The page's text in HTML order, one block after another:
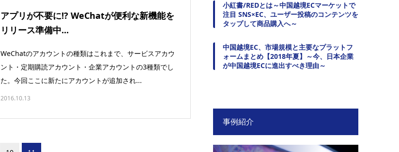
アプリが不要に!? WeChatが便利な新機能を
リリース準備中...
WeChatのアカウントの種類はこれまで、サービスアカウ
ント・定期購読アカウント・企業アカウントの3種類でし
た。今回ここに新たにアカウントが追加され...
2016.10.13
小紅書/REDとは～中国越境ECマーケットで
注目 SNS×EC、ユーザー投稿のコンテンツを
タップして商品購入へ～
中国越境EC、市場規模と主要なプラットフ
ォームまとめ【2018年夏】～今、日本企業
が中国越境ECに進出すべき理由～
事例紹介